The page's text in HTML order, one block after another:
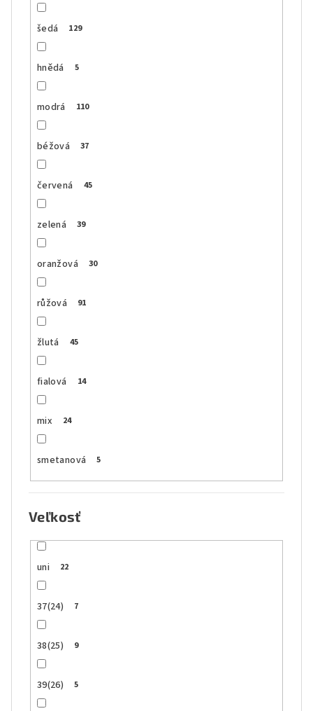
šedá 129
hnědá 5
modrá 110
béžová 37
červená 45
zelená 39
oranžová 30
růžová 91
žlutá 45
fialová 14
mix 24
smetanová 5
Veľkosť
uni 22
37(24) 7
38(25) 9
39(26) 5